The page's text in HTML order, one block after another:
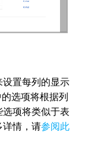
设置每列的显示
选项将根据列
项将类似于表
详情，请参阅此